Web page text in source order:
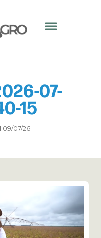
07-
15
09/07/26